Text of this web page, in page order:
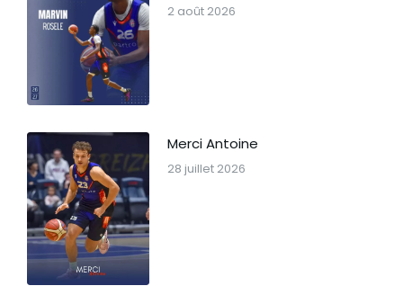
2 août 2026
Merci Antoine
28 juillet 2026